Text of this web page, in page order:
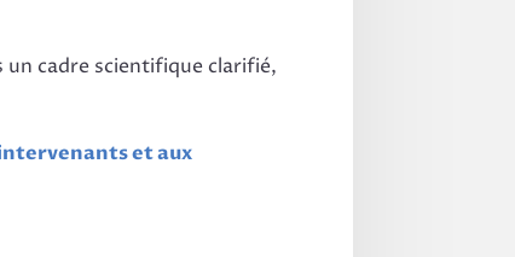
cadre scientifique clarifié,
intervenants et aux